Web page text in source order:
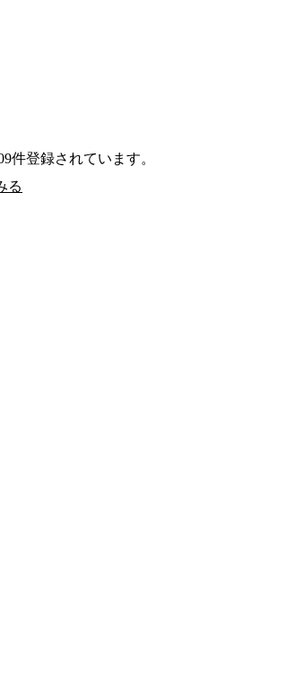
件登録されています。
る